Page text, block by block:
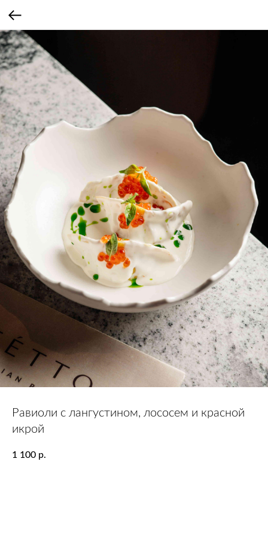
Равиоли с лангустином, лососем и красной
икрой
1 100 р.